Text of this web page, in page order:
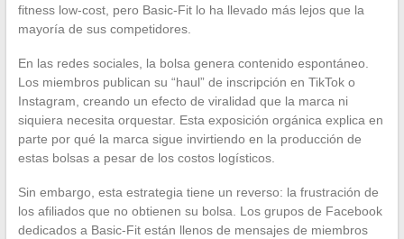
fitness low-cost, pero Basic-Fit lo ha llevado más lejos que la
mayoría de sus competidores.
En las redes sociales, la bolsa genera contenido espontáneo.
Los miembros publican su “haul” de inscripción en TikTok o
Instagram, creando un efecto de viralidad que la marca ni
siquiera necesita orquestar. Esta exposición orgánica explica en
parte por qué la marca sigue invirtiendo en la producción de
estas bolsas a pesar de los costos logísticos.
Sin embargo, esta estrategia tiene un reverso: la frustración de
los afiliados que no obtienen su bolsa. Los grupos de Facebook
dedicados a Basic-Fit están llenos de mensajes de miembros